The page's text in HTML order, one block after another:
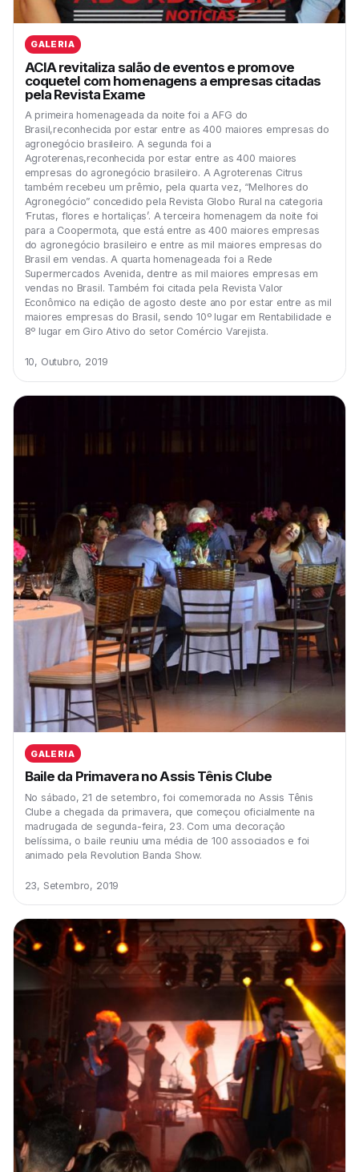
GALERIA
ACIA revitaliza salão de eventos e promove
coquetel com homenagens a empresas citadas
pela Revista Exame
A primeira homenageada da noite foi a AFG do
Brasil,reconhecida por estar entre as 400 maiores empresas do
agronegócio brasileiro. A segunda foi a
Agroterenas,reconhecida por estar entre as 400 maiores
empresas do agronegócio brasileiro. A Agroterenas Citrus
também recebeu um prêmio, pela quarta vez, “Melhores do
Agronegócio” concedido pela Revista Globo Rural na categoria
‘Frutas, flores e hortaliças’. A terceira homenagem da noite foi
para a Coopermota, que está entre as 400 maiores empresas
do agronegócio brasileiro e entre as mil maiores empresas do
Brasil em vendas. A quarta homenageada foi a Rede
Supermercados Avenida, dentre as mil maiores empresas em
vendas no Brasil. Também foi citada pela Revista Valor
Econômico na edição de agosto deste ano por estar entre as mil
maiores empresas do Brasil, sendo 10º lugar em Rentabilidade e
8º lugar em Giro Ativo do setor Comércio Varejista.
10, Outubro, 2019
GALERIA
Baile da Primavera no Assis Tênis Clube
No sábado, 21 de setembro, foi comemorada no Assis Tênis
Clube a chegada da primavera, que começou oficialmente na
madrugada de segunda-feira, 23. Com uma decoração
belíssima, o baile reuniu uma média de 100 associados e foi
animado pela Revolution Banda Show.
23, Setembro, 2019